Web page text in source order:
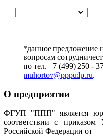
*данное предложение
вопросам
по тел. +7 (499) 250 -
muhortov@pppudp.ru.
О предприятии
ФГУП "ППП" является
соответствии с приказом
Российской Федерации от